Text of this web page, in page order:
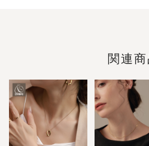
関連商